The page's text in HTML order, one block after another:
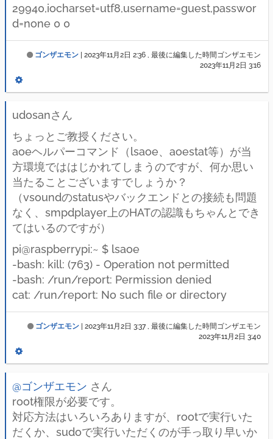
29940,iocharset=utf8,username=guest,passwor
d=none 0 0
ゴンザエモン 2023年11月2日 2:36 , 最後に編集した時間ゴンザエモン
2023年11月2日 3:16
udosanさん
ちょっとご教授ください。
aoeヘルパーコマンド（lsaoe、aoestat等）が当
方環境でははじかれてしまうのですが、何か思い
当たることございますでしょうか？
（vsoundのstatusやバックエンドとの接続も問題
なく、smpdplayer上のHATの認識もちゃんとでき
てはいるのですが）
pi@raspberrypi:~ $ lsaoe
-bash: kill: (763) - Operation not permitted
-bash: /run/report: Permission denied
cat: /run/report: No such file or directory
ゴンザエモン 2023年11月2日 3:37 , 最後に編集した時間ゴンザエモン
2023年11月2日 3:40
@ゴンザエモン さん
root権限が必要です。
対応方法はいろいろありますが、rootで実行いた
だくか、sudoで実行いただくのが手っ取り早いか